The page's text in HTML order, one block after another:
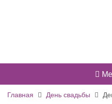
Главная День свадьбы